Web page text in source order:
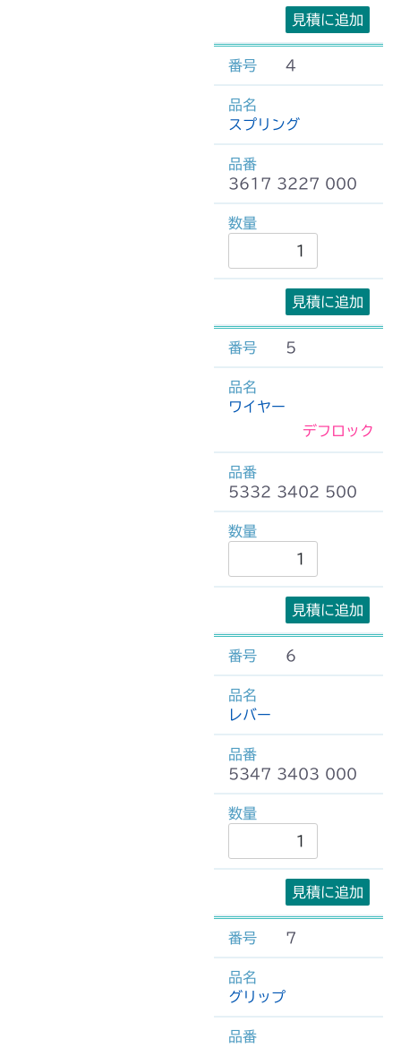
見積に追加
4
スプリング
3617 3227 000
見積に追加
5
ワイヤー
デフロック
5332 3402 500
見積に追加
6
レバー
5347 3403 000
見積に追加
7
グリップ